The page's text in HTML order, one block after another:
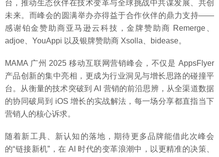
台，推动生态伙伴在技术变革与全球挑战中共谋发展、共创
未来。而峰会的圆满举办亦得益于合作伙伴的鼎力支持——
感谢铂金赞助商亚马逊云科技，金牌赞助商 Remerge、
adjoe、YouAppi 以及银牌赞助商 Xsolla、bidease。
MAMA 广州 2025 移动互联网营销峰会，不仅是 AppsFlyer
产品创新的集中亮相，更成为行业洞见与增长思路的碰撞平
台。从衡量的技术突破到 AI 营销的前沿思辨，从全渠道数据
的协同破局到 iOS 增长的实战解法，每一场分享都直指当下
营销人的核心诉求。
随着新工具、新认知的落地，期待更多品牌能借此次峰会
的“链接新机”，在 AI 时代的变革浪潮中，以更精准的决策、